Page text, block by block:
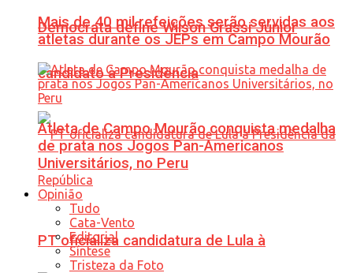
Democrata define Wilson Grassi Júnior
candidato à Presidência
PT oficializa candidatura de Lula à
Mais de 40 mil refeições serão servidas aos
atletas durante os JEPs em Campo Mourão
Atleta de Campo Mourão conquista medalha
de prata nos Jogos Pan-Americanos
Universitários, no Peru
Opinião
Tudo
Cata-Vento
Editorial
Síntese
Tristeza da Foto